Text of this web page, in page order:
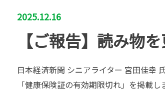
2025.12.16
【ご報告】読み物
日本経済新聞 シニアライター 宮田佳幸
「健康保険証の有効期限切れ」を掲